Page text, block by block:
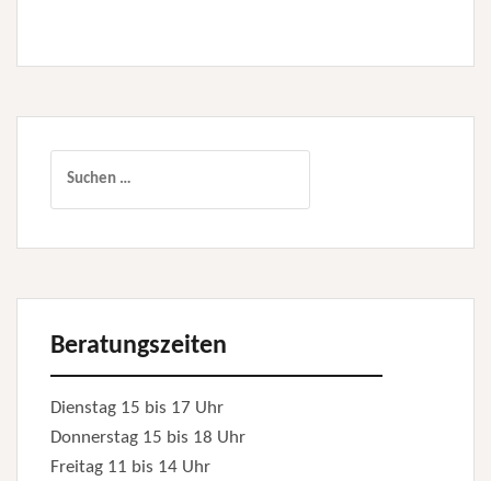
Beratungszeiten
Dienstag 15 bis 17 Uhr
Donnerstag 15 bis 18 Uhr
Freitag 11 bis 14 Uhr